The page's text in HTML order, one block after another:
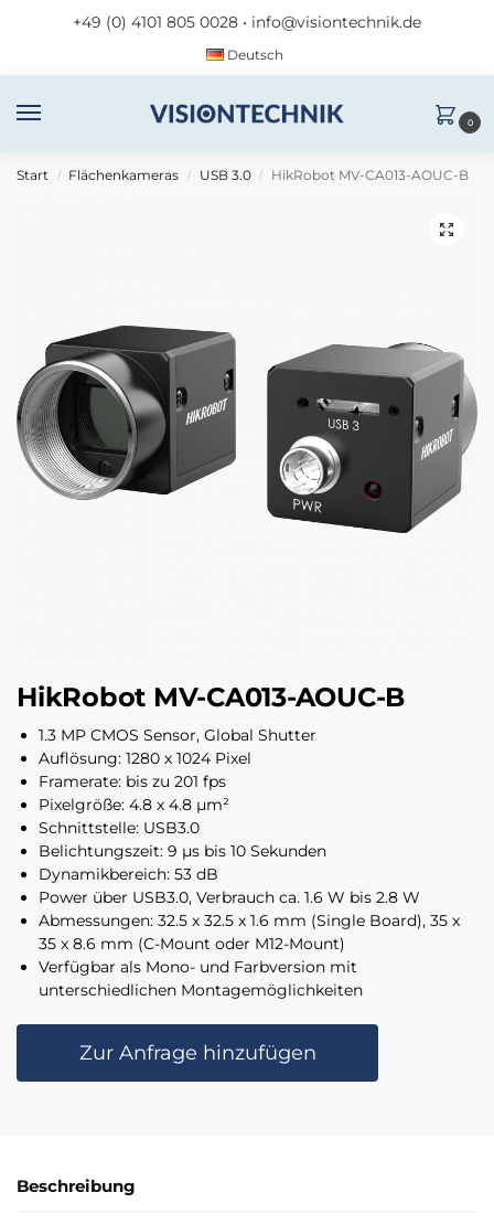
+49 (0) 4101 805 0028 • info@visiontechnik.de
Deutsch
0
Start / Flächenkameras / USB 3.0 / HikRobot MV-CA013-AOUC-B
HikRobot MV-CA013-AOUC-B
1.3 MP CMOS Sensor, Global Shutter
Auflösung: 1280 x 1024 Pixel
Framerate: bis zu 201 fps
Pixelgröße: 4.8 x 4.8 µm²
Schnittstelle: USB3.0
Belichtungszeit: 9 µs bis 10 Sekunden
Dynamikbereich: 53 dB
Power über USB3.0, Verbrauch ca. 1.6 W bis 2.8 W
Abmessungen: 32.5 x 32.5 x 1.6 mm (Single Board), 35 x
35 x 8.6 mm (C-Mount oder M12-Mount)
Verfügbar als Mono- und Farbversion mit
unterschiedlichen Montagemöglichkeiten​
Zur Anfrage hinzufügen
Beschreibung